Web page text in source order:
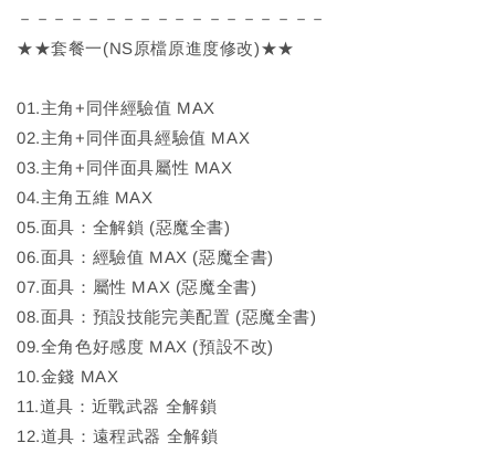
－－－－－－－－－－－－－－－－－－
★★套餐一(NS原檔原進度修改)★★
01.主角+同伴經驗值 MAX
02.主角+同伴面具經驗值 MAX
03.主角+同伴面具屬性 MAX
04.主角五維 MAX
05.面具：全解鎖 (惡魔全書)
06.面具：經驗值 MAX (惡魔全書)
07.面具：屬性 MAX (惡魔全書)
08.面具：預設技能完美配置 (惡魔全書)
09.全角色好感度 MAX (預設不改)
10.金錢 MAX
11.道具：近戰武器 全解鎖
12.道具：遠程武器 全解鎖